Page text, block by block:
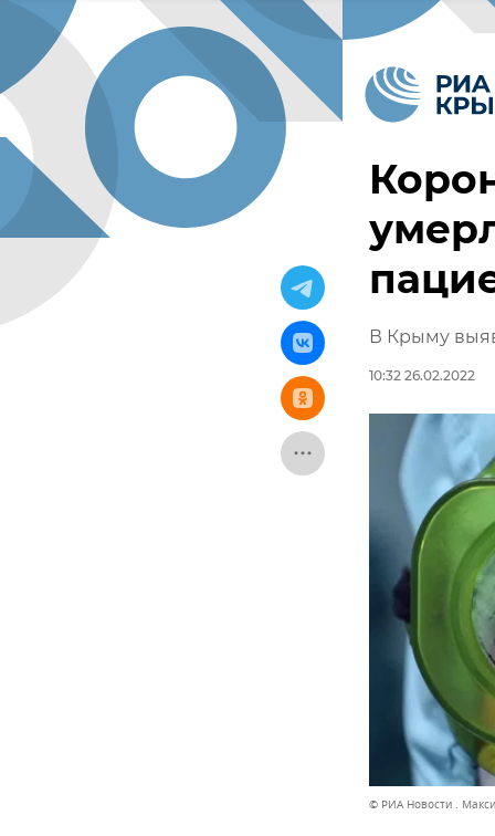
В Крыму
10:32 26.02.2022
© РИА Новости .